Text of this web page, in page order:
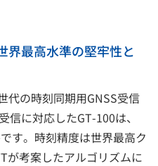
界最高水準の堅牢性と
代の時刻同期用GNSS受信
信に対応したGT-100は、
す。時刻精度は世界最高ク
が考案したアルゴリズムに